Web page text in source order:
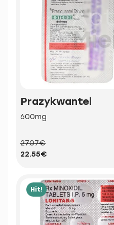
Prazykwantel
600mg
27.07€
22.55€
Hit!